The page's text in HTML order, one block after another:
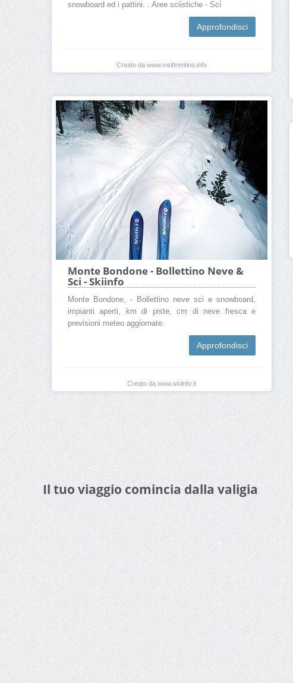
snowboard ed i pattini. . Aree sciistiche - Sci
Approfondisci
Creato da www.visittrentino.info
Monte Bondone - Bollettino Neve &
Sci - Skiinfo
Monte Bondone, - Bollettino neve sci e snowboard,
impianti aperti, km di piste, cm di neve fresca e
previsioni meteo aggiornate.
Approfondisci
Creato da www.skiinfo.it
Il tuo viaggio comincia dalla valigia